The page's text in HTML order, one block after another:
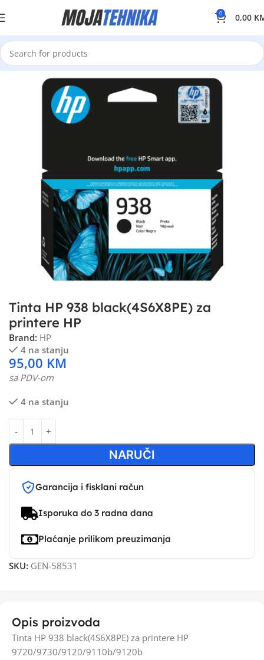
0 0,00
Tinta HP 938 black(4S6X8PE) za
printere HP
Brand: HP
4 na stanju
95,00 KM
sa PDV-om
4 na stanju
NARUČI
Garancija i fisklani račun
Isporuka do 3 radna dana
Plaćanje prilikom preuzimanja
SKU: GEN-58531
Opis proizvoda
Tinta HP 938 black(4S6X8PE) za printere HP
9720/9730/9120/9110b/9120b